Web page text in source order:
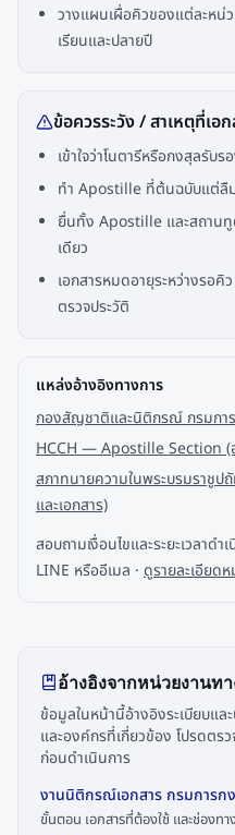
วางแผนเผื่อคิวของแต่ละหน่
เรียนและปลายปี
ข้อควรระวัง / สาเหตุที่เอ
เข้าใจว่าโนตารีหรือกงสุลรับ
ทำ Apostille ที่ต้นฉบับแต่ลื
ยื่นทั้ง Apostille และสถาน
เดียว
เอกสารหมดอายุระหว่างรอคิ
ตรวจประวัติ
แหล่งอ้างอิงทางการ
กองสัญชาติและนิติกรณ์ กรมการ
HCCH — Apostille Section
สภาทนายความในพระบรมราชู
และเอกสาร)
สอบถามเงื่อนไขและระยะเวลาด
LINE หรืออีเมล · ดูรายละเอียด
อ้างอิงจากหน่วยงานท
ข้อมูลในหน้านี้อ้างอิงระเบียบแล
และองค์กรที่เกี่ยวข้อง โปรดตร
ก่อนดำเนินการ
งานนิติกรณ์เอกสาร กรมการก
ขั้นตอน เอกสารที่ต้องใช้ และช่องท